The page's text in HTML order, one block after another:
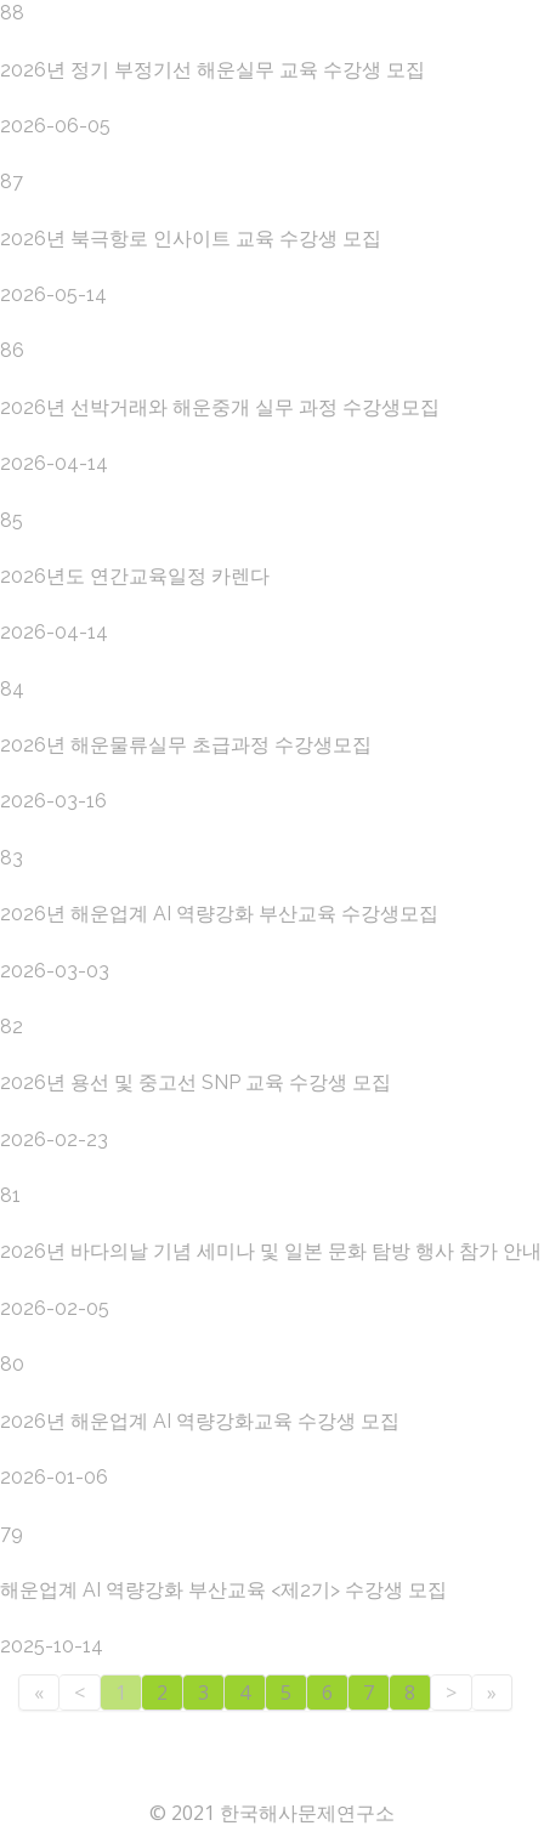
88
2026년 정기 부정기선 해운실무 교육 수강생 모집
2026-06-05
87
2026년 북극항로 인사이트 교육 수강생 모집
2026-05-14
86
2026년 선박거래와 해운중개 실무 과정 수강생모집
2026-04-14
85
2026년도 연간교육일정 카렌다
2026-04-14
84
2026년 해운물류실무 초급과정 수강생모집
2026-03-16
83
2026년 해운업계 AI 역량강화 부산교육 수강생모집
2026-03-03
82
2026년 용선 및 중고선 SNP 교육 수강생 모집
2026-02-23
81
2026년 바다의날 기념 세미나 및 일본 문화 탐방 행사 참가 안내
2026-02-05
80
2026년 해운업계 AI 역량강화교육 수강생 모집
2026-01-06
79
해운업계 AI 역량강화 부산교육 <제2기> 수강생 모집
2025-10-14
« < 1 2 3 4 5 6 7 8 > »
© 2021 한국해사문제연구소